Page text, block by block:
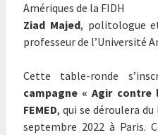
Amériques de la FIDH
Ziad Majed, politologue
professeur de l’Université
Cette table-ronde
campagne « Agir
FEMED, qui se déroulera
septembre 2022 à Paris.